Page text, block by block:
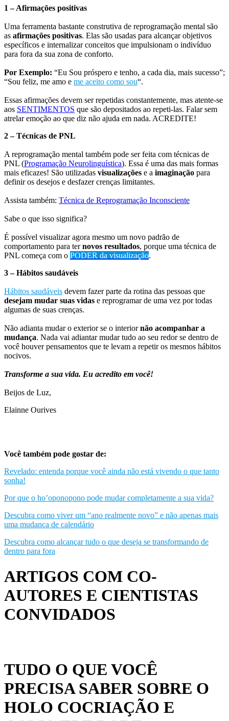
1 – Afirmações positivas
Uma ferramenta bastante construtiva de reprogramação mental são
as afirmações positivas. Elas são usadas para alcançar objetivos
específicos e internalizar conceitos que impulsionam o indivíduo
para fora da sua zona de conforto.
Por Exemplo: “Eu Sou próspero e tenho, a cada dia, mais sucesso”;
“Sou feliz, me amo e me aceito como sou“.
Essas afirmações devem ser repetidas constantemente, mas atente-se
aos SENTIMENTOS que são depositados ao repeti-las. Falar sem
atrelar emoção ao que diz não ajuda em nada. ACREDITE!
2 – Técnicas de PNL
A reprogramação mental também pode ser feita com técnicas de
PNL (Programação Neurolinguística). Essa é uma das mais formas
mais eficazes! São utilizadas visualizações e a imaginação para
definir os desejos e desfazer crenças limitantes.
Assista também: Técnica de Reprogramação Inconsciente
Sabe o que isso significa?
É possível visualizar agora mesmo um novo padrão de
comportamento para ternovos resultados, porque uma técnica de
PNL começa com o PODER da visualização.
3 – Hábitos saudáveis
Hábitos saudáveis devem fazer parte da rotina das pessoas que
desejam mudar suas vidas e reprogramar de uma vez por todas
algumas de suas crenças.
Não adianta mudar o exterior se o interiornão acompanhar a
mudança. Nada vai adiantar mudar tudo ao seu redor se dentro de
você houver pensamentos que te levam a repetir os mesmos hábitos
nocivos.
Transforme a sua vida. Eu acredito em você!
Beijos de Luz,
Elainne Ourives
Você também pode gostar de:
Revelado: entenda porque você ainda não está vivendo o que tanto
sonha!
Por que o ho’oponopono pode mudar completamente a sua vida?
Descubra como viver um “ano realmente novo” e não apenas mais
uma mudança de calendário
Descubra como alcançar tudo o que deseja se transformando de
dentro para fora
ARTIGOS COM CO-
AUTORES E CIENTISTAS
CONVIDADOS
TUDO O QUE VOCÊ
PRECISA SABER SOBRE O
HOLO COCRIAÇÃO E